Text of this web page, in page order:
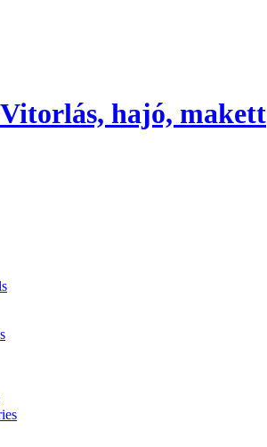
hajó, makett